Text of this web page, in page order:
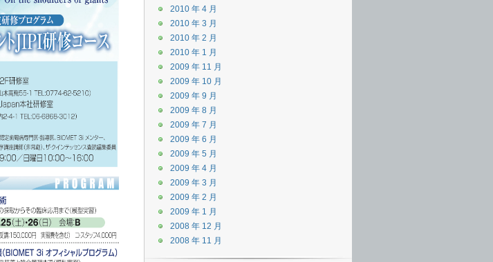
2010 年 4 月
2010 年 3 月
2010 年 2 月
2010 年 1 月
2009 年 11 月
2009 年 10 月
2009 年 9 月
2009 年 8 月
2009 年 7 月
2009 年 6 月
2009 年 5 月
2009 年 4 月
2009 年 3 月
2009 年 2 月
2009 年 1 月
2008 年 12 月
2008 年 11 月